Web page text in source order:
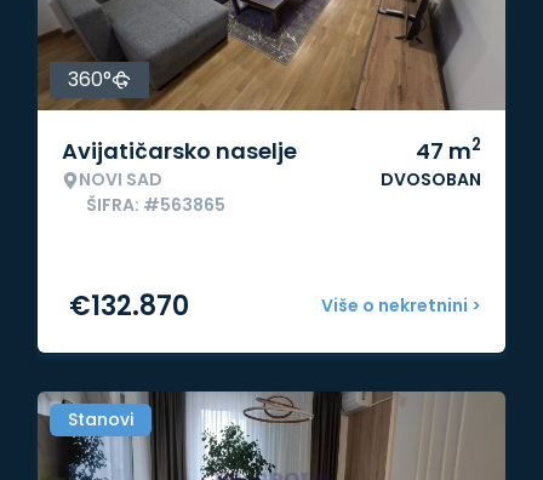
360°
Avijatičarsko naselje
NOVI SAD
ŠIFRA: #563865
47 m2
DVOSOBAN
Više o nekretnini >
€132.870
Stanovi